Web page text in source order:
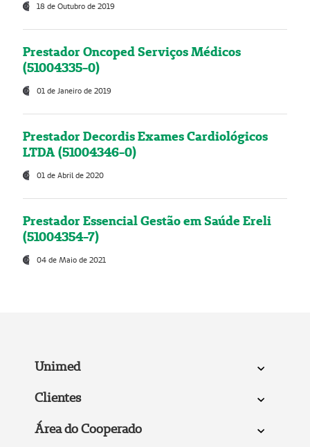
18 de Outubro de 2019
Prestador Oncoped Serviços Médicos
(51004335-0)
01 de Janeiro de 2019
Prestador Decordis Exames Cardiológicos
LTDA (51004346-0)
01 de Abril de 2020
Prestador Essencial Gestão em Saúde Ereli
(51004354-7)
04 de Maio de 2021
Unimed
Clientes
Área do Cooperado